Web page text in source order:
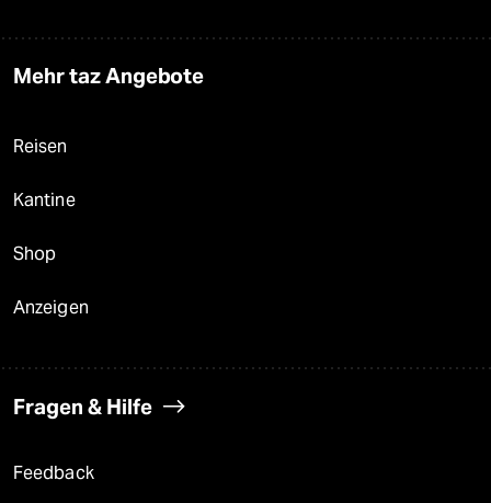
Mehr taz Angebote
Reisen
Kantine
Shop
Anzeigen
Fragen & Hilfe
Feedback